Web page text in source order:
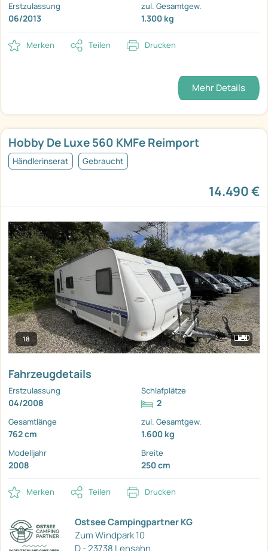
Erstzulassung
06/2013
zul. Gesamtgew.
1.300 kg
Merken Teilen Drucken
Mehr Details
Hobby De Luxe 560 KMFe Reimport
Händlerinserat Gebraucht
14.490 €
18
Fahrzeugdetails
Erstzulassung
04/2008
Schlafplätze
2
Gesamtlänge
762 cm
zul. Gesamtgew.
1.600 kg
Modelljahr
2008
Breite
250 cm
Merken Teilen Drucken
Ostsee Campingpartner KG
Zum Windpark 10
D - 23738 Lensahn